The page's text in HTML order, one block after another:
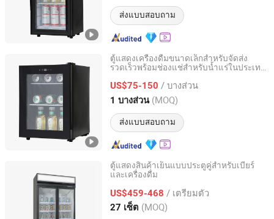
ส่งแบบสอบถาม
ตู้แสดงเครื่องดื่มขนาดเล็กสำหรับจัดส่ง
รวดเร็วพร้อมช่องแช่สำหรับน้ำแร่ในประเทศ
US$75-150 / บางส่วน
1 บางส่วน (MOQ)
ส่งแบบสอบถาม
Hangzhou Ruiqi Technology Co., Ltd.
Zhejiang, China อัตราจาก 2025
ตู้แสดงสินค้าเย็นแบบประตูคู่สำหรับเบียร์
และเครื่องดื่ม
US$459-468 / เตรียมตัว
27 เซ็ต (MOQ)
Guangdong Double Cold Refrigeration Equipment Co., Ltd.
Guangdong, China อัตราจาก 2023